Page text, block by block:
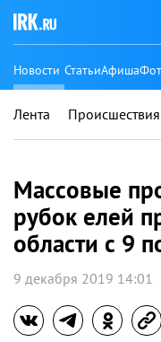
Новости СтатьиАфиша
Лента Происшествия
Массовые
рубок елей
области с 9
9 декабря 2019 14:01